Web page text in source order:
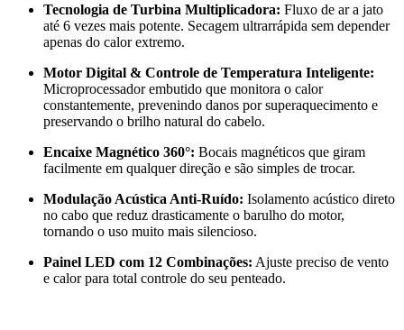
Tecnologia de Turbina Multiplicadora: Fluxo de ar a jato
até 6 vezes mais potente. Secagem ultrarrápida sem depender
apenas do calor extremo.
Motor Digital & Controle de Temperatura Inteligente:
Microprocessador embutido que monitora o calor
constantemente, prevenindo danos por superaquecimento e
preservando o brilho natural do cabelo.
Encaixe Magnético 360°: Bocais magnéticos que giram
facilmente em qualquer direção e são simples de trocar.
Modulação Acústica Anti-Ruído: Isolamento acústico direto
no cabo que reduz drasticamente o barulho do motor,
tornando o uso muito mais silencioso.
Painel LED com 12 Combinações: Ajuste preciso de vento
e calor para total controle do seu penteado.